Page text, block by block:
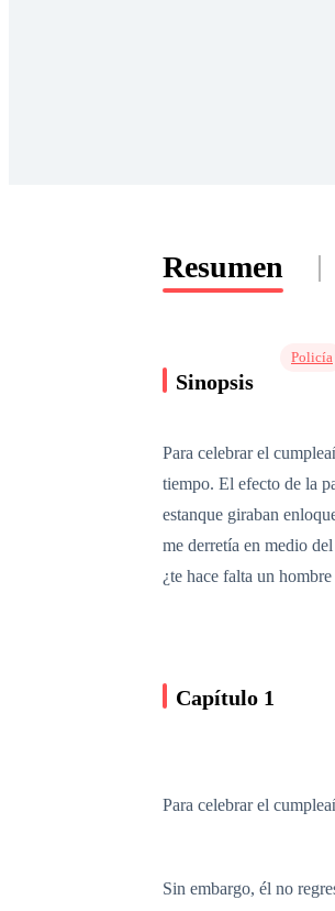
Resumen
Sinopsis
Policía
Para celebrar el
tiempo. El efecto de la
estanque giraban
me derretía en medio
¿te hace falta un
Capítulo 1
Para celebrar el
Sin embargo, él no